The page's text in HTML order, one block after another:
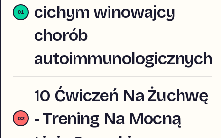
cichym winowajcy
chorób
autoimmunologicznych
10 Ćwiczeń Na Żuchwę
- Trening Na Mocną